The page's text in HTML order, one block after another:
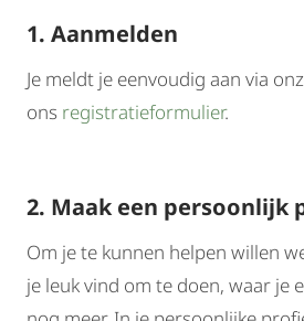
1. Aanmelden
Je meldt je eenvoudig aan via
ons registratieformulier.
2. Maak een persoonlijk
Om je te kunnen helpen willen
je leuk vind om te doen, waar je